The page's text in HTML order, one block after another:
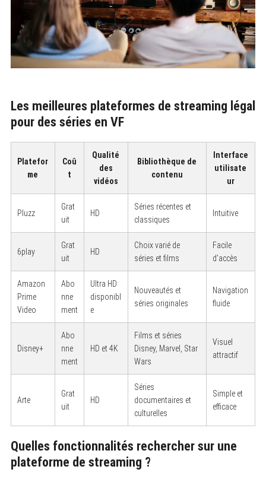
Les meilleures plateformes de streaming légal
pour des séries en VF
Platefor
me
Coû
t
Qualité
des
vidéos
Bibliothèque de
contenu
Interface
utilisate
ur
Pluzz
Grat
uit
HD
Séries récentes et
classiques
Intuitive
6play
Grat
uit
HD
Choix varié de
séries et films
Facile
d’accès
Amazon
Prime
Video
Abo
nne
ment
Ultra HD
disponibl
e
Nouveautés et
séries originales
Navigation
fluide
Disney+
Abo
nne
ment
HD et 4K
Films et séries
Disney, Marvel, Star
Wars
Visuel
attractif
Arte
Grat
uit
HD
Séries
documentaires et
culturelles
Simple et
efficace
Quelles fonctionnalités rechercher sur une
plateforme de streaming ?